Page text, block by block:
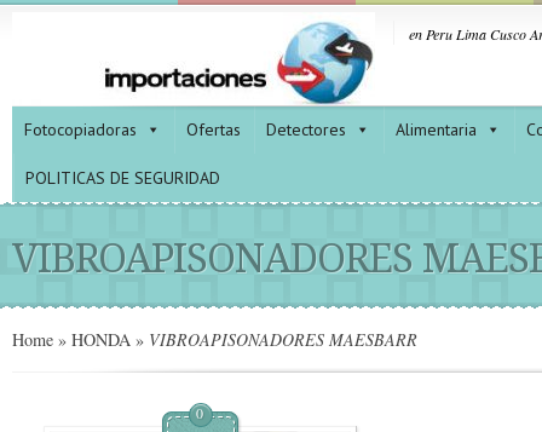
en Peru Lima Cusco
Fotocopiadoras Ofertas Detectores Alimentaria
POLITICAS DE SEGURIDAD
VIBROAPISONADORES
Home » HONDA » VIBROAPISONADORES MAESBARR
0